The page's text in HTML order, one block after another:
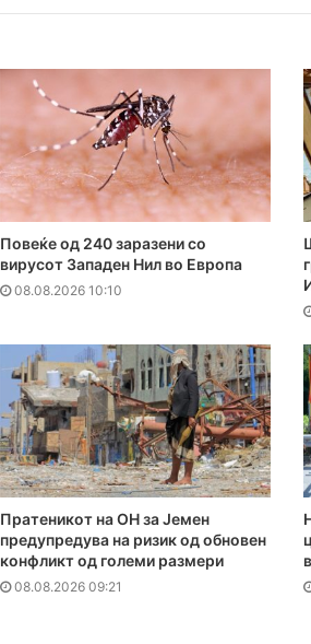
Повеќе од 240 заразени со
вирусот Западен Нил во Европа
08.08.2026 10:10
Пратеникот на ОН за Јемен
предупредува на ризик од обновен
конфликт од големи размери
08.08.2026 09:21